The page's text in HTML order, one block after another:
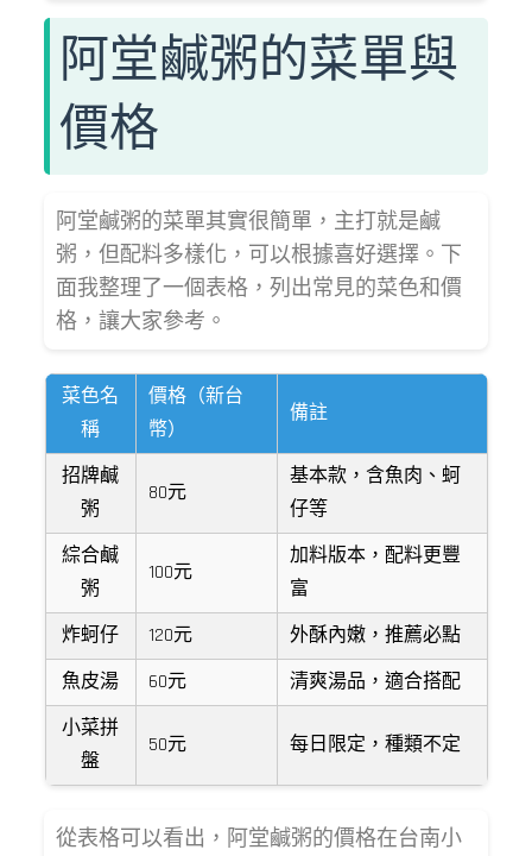
阿堂鹹粥的菜單與
價格
阿堂鹹粥的菜單其實很簡單，主打就是鹹
粥，但配料多樣化，可以根據喜好選擇。下
面我整理了一個表格，列出常見的菜色和價
格，讓大家參考。
菜色名
稱
價格（新台
幣）
備註
招牌鹹
粥
80元
基本款，含魚肉、蚵
仔等
綜合鹹
粥
100元
加料版本，配料更豐
富
炸蚵仔
120元
外酥內嫩，推薦必點
魚皮湯
60元
清爽湯品，適合搭配
小菜拼
盤
50元 每日限定，種類不定
從表格可以看出，阿堂鹹粥的價格在台南小